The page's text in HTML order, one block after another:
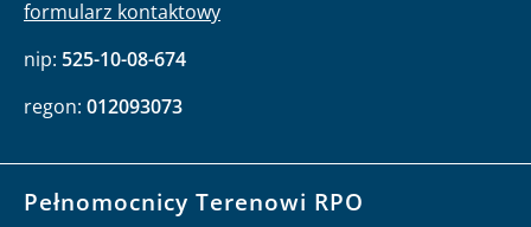
formularz kontaktowy
nip: 525-10-08-674
regon: 012093073
Pełnomocnicy Terenowi RPO